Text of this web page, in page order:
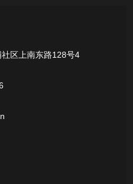
媒介质）系列
保存套装系列
区上南东路128号4